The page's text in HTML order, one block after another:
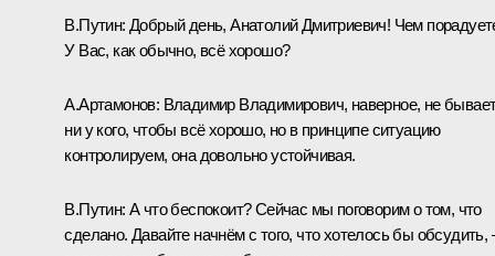
В.Путин: Добрый день, Анатолий Дмитриевич! Чем
У Вас, как обычно, всё хорошо?
А.Артамонов: Владимир Владимирович, наверное, не
ни у кого, чтобы всё хорошо, но в принципе ситуацию
контролируем, она довольно устойчивая.
В.Путин: А что беспокоит? Сейчас мы поговорим о том, что
сделано. Давайте начнём с того, что хотелось бы обсудить,